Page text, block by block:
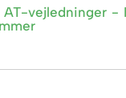
vejledninger